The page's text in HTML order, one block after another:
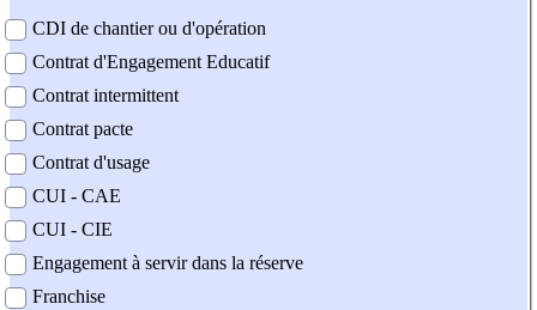
CDI de chantier ou d'opération
Contrat d'Engagement Educatif
Contrat intermittent
Contrat pacte
Contrat d'usage
CUI - CAE
CUI - CIE
Engagement à servir dans la réserve
Franchise